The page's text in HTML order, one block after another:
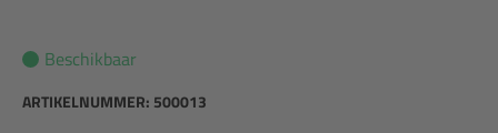
Beschikbaar
ARTIKELNUMMER: 500013